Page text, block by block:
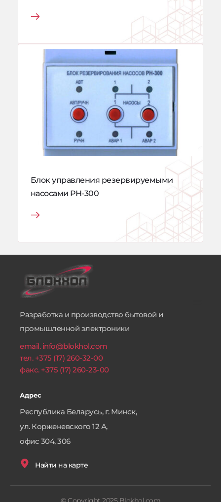
Блок управления резервируемыми
насосами РН-300
Разработка и производство бытовой и
промышленной электроники
email. info@blokhol.com
тел. +375 (17) 260-32-00
факс. +375 (17) 260-23-00
Адрес
Республика Беларусь, г. Минск,
ул. Корженевского 12 А,
офис 304, 306
Найти на карте